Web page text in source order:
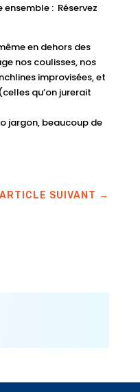
ensemble : Réservez
en dehors des
nos coulisses, nos
improvisées, et
qu’on jurerait
jargon, beaucoup de
ARTICLE SUIVANT →